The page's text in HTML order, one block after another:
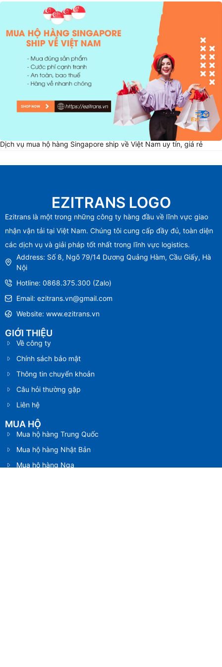
Dịch vụ mua hộ hàng Singapore ship về Việt Nam uy tín, giá rẻ
EZITRANS LOGO
Ezitrans là một trong những công ty hàng đầu về lĩnh vực giao
nhận vận tải tại Việt Nam. Chúng tôi cung cấp đầy đủ, toàn diện
các dịch vụ và giải pháp tốt nhất trong lĩnh vực logistics.
Address: Số 8, Ngõ 79/14 Dương Quảng Hàm, Cầu Giấy, Hà
Nội
Hotline: 0868.375.300 (Zalo)
Email: ezitrans.vn@gmail.com
Website: www.ezitrans.vn
GIỚI THIỆU
Về công ty
Chính sách bảo mật
Thông tin chuyển khoản
Câu hỏi thường gặp
Liên hệ
MUA HỘ
Mua hộ hàng Trung Quốc
Mua hộ hàng Nhật Bản
Mua hộ hàng Nga